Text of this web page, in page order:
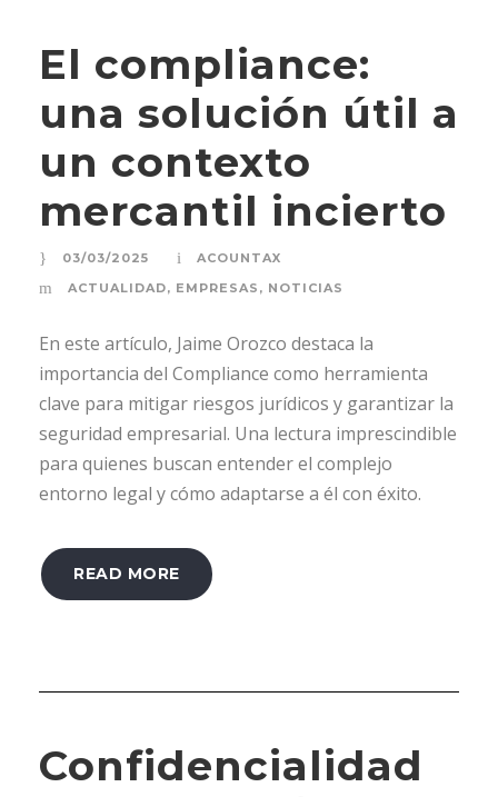
El compliance:
una solución útil a
un contexto
mercantil incierto
03/03/2025
ACOUNTAX
ACTUALIDAD, EMPRESAS , NOTICIAS
En este artículo, Jaime Orozco destaca la
importancia del Compliance como herramienta
clave para mitigar riesgos jurídicos y garantizar la
seguridad empresarial. Una lectura imprescindible
para quienes buscan entender el complejo
entorno legal y cómo adaptarse a él con éxito.
READ MORE
Confidencialidad